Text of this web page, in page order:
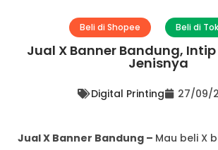
Beli di Shopee Beli di
Jual X Banner Bandung,
Jenisnya
Digital Printing 27/09/
Jual X Banner Bandung – Mau beli X